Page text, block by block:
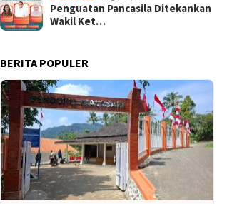
Penguatan Pancasila Ditekankan
Wakil Ket…
BERITA POPULER